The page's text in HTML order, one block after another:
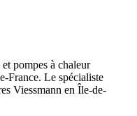
pompes à chaleur
France. Le spécialiste
Viessmann en Île-de-